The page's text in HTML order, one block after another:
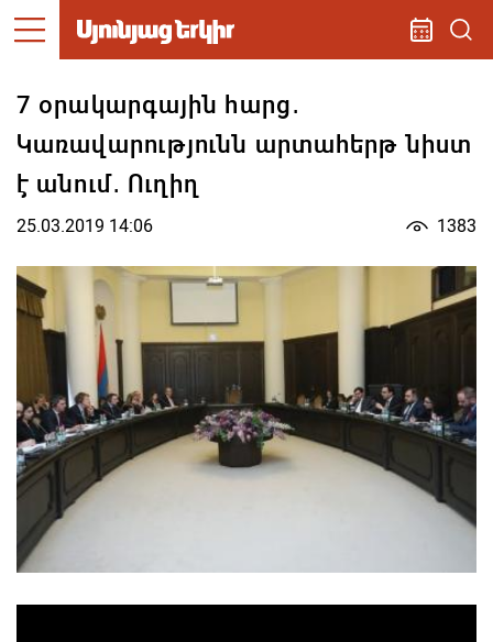
7 օրակարգային հարց․
Կառավարությունն արտահերթ նիստ
է անում․ Ուղիղ
25.03.2019 14:06 1383